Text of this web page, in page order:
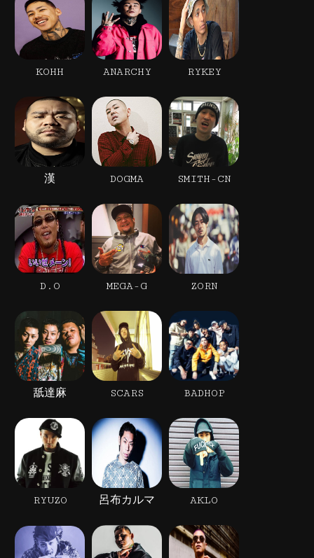
KOHH ANARCHY RYKEY
漢 DOGMA SMITH-CN
D.O MEGA-G ZORN
舐達麻 SCARS BADHOP
RYUZO 呂布カルマ AKLO